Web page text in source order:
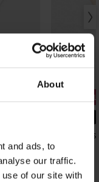
About
and ads, to
our traffic.
of our site with
3+1
2PACK
22,99 €